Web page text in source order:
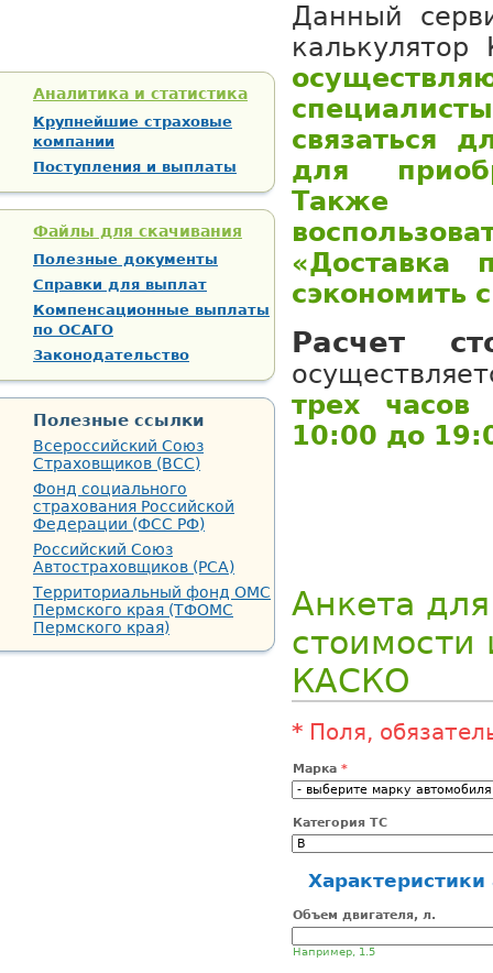
Данный
связаться
для
Также
«Доставка
сэкономить
Расчет
трех
10:00 до
Анкета
стоимости
КАСКО
* Поля,
Марка *
Категория ТС
Объем двигателя, л.
Например, 1.5
Аналитика и статистика
Крупнейшие страховые
компании
Поступления и выплаты
Файлы для скачивания
Полезные документы
Справки для выплат
Компенсационные выплаты
по ОСАГО
Законодательство
Полезные ссылки
Всероссийский Союз
Страховщиков (ВСС)
Фонд социального
страхования Российской
Федерации (ФСС РФ)
Российский Союз
Автостраховщиков (РСА)
Территориальный фонд ОМС
Пермского края (ТФОМС
Пермского края)